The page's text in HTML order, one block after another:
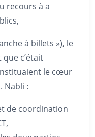
recours à a
à billets »), le
c’était
le cœur
Nabli :
de coordination